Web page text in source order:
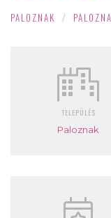
PALOZNAK /
TELEPÜLÉS
Paloznak